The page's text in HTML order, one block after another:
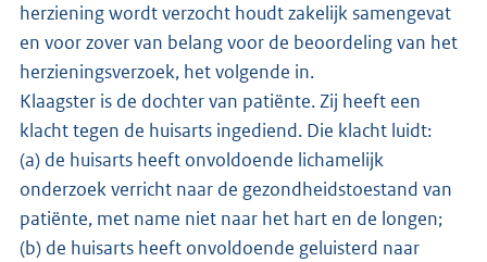
herziening wordt verzocht houdt zakelijk samengevat
en voor zover van belang voor de beoordeling van het
herzieningsverzoek, het volgende in.
Klaagster is de dochter van patiënte. Zij heeft een
klacht tegen de huisarts ingediend. Die klacht luidt:
(a) de huisarts heeft onvoldoende lichamelijk
onderzoek verricht naar de gezondheidstoestand van
patiënte, met name niet naar het hart en de longen;
(b) de huisarts heeft onvoldoende geluisterd naar